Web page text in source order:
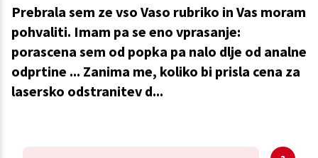
Prebrala sem ze vso Vaso rubriko in Vas moram
pohvaliti. Imam pa se eno vprasanje:
porascena sem od popka pa nalo dlje od analne
odprtine ... Zanima me, koliko bi prisla cena za
lasersko odstranitev d...